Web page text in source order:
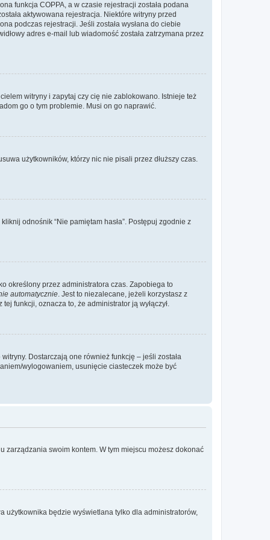
funkcja COPPA, a w czasie rejestracji została podana
aktywowana rejestracja. Niektóre witryny przed
podczas rejestracji. Jeśli została wysłana do ciebie
adres e-mail lub wiadomość została zatrzymana przez
witryny i zapytaj czy cię nie zablokowano. Istnieje też
go o tym problemie. Musi on go naprawić.
użytkowników, którzy nic nie pisali przez dłuższy czas.
odnośnik “Nie pamiętam hasła”. Postępuj zgodnie z
określony przez administratora czas. Zapobiega to
automatycznie. Jest to niezalecane, jeżeli korzystasz z
funkcji, oznacza to, że administrator ją wyłączył.
Dostarczają one również funkcję – jeśli została
wylogowaniem, usunięcie ciasteczek może być
zarządzania swoim kontem. W tym miejscu możesz dokonać
użytkownika będzie wyświetlana tylko dla administratorów,